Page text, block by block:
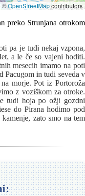
©OpenStreetMapcontributors
pa je tudi nekaj vzpona,
a le če so vajeni hoditi.
mesecih imamo na poti
Pacugom in tudi seveda v
morje. Pot iz Portoroža
z voziškom za otroke.
tudi hoja po ožji gozdni
do Pirana hodimo pod
zato smo na tem